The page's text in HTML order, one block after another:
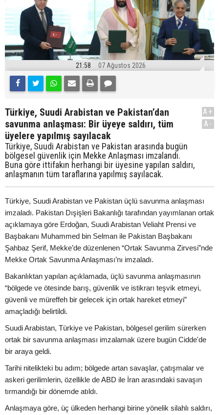
21:58 07 Ağustos 2026
Türkiye, Suudi Arabistan ve Pakistan’dan
savunma anlaşması: Bir üyeye saldırı, tüm
üyelere yapılmış sayılacak
Türkiye, Suudi Arabistan ve Pakistan arasında bugün
bölgesel güvenlik için Mekke Anlaşması imzalandı.
Buna göre ittifakın herhangi bir üyesine yapılan saldırı,
anlaşmanın tüm taraflarına yapılmış sayılacak.
A+
A-
Türkiye, Suudi Arabistan ve Pakistan üçlü savunma anlaşması
imzaladı. Pakistan Dışişleri Bakanlığı tarafından yayımlanan ortak
açıklamaya göre Erdoğan, Suudi Arabistan Veliaht Prensi ve
Başbakanı Muhammed bin Selman ile Pakistan Başbakanı
Şahbaz Şerif, Mekke’de düzenlenen “Ortak Savunma Zirvesi”nde
Mekke Ortak Savunma Anlaşması’nı imzaladı.
Bakanlıktan yapılan açıklamada, üçlü savunma anlaşmasının
“bölgede ve ötesinde barış, güvenlik ve istikrarı teşvik etmeyi,
güvenli ve müreffeh bir gelecek için ortak hareket etmeyi”
amaçladığı belirtildi.
Suudi Arabistan, Türkiye ve Pakistan, bölgesel gerilim sürerken
ortak bir savunma anlaşması imzalamak üzere bugün Cidde'de
bir araya geldi.
Tarihi nitelikteki bu adım; bölgede artan savaşlar, çatışmalar ve
askeri gerilimlerin, özellikle de ABD ile İran arasındaki savaşın
tırmandığı bir dönemde atıldı.
Anlaşmaya göre, üç ülkeden herhangi birine yönelik silahlı saldırı,